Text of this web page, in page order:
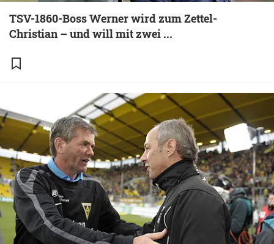
TSV-1860-Boss Werner wird zum Zettel-
Christian – und will mit zwei ...